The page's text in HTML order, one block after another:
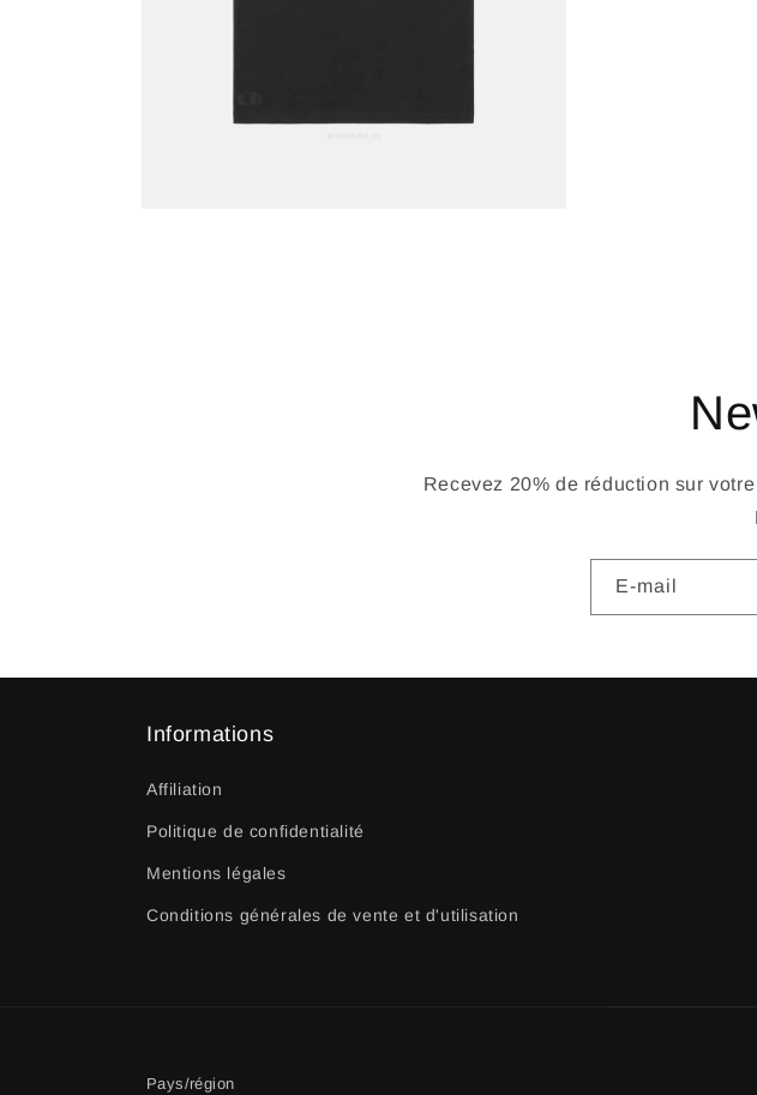
Recevez 20% de réduction sur
E-mail
Informations
Affiliation
Politique de confidentialité
Mentions légales
Conditions générales de vente et d'utilisation
Pays/région